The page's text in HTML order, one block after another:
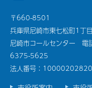
〒660-8501
兵庫県尼崎市東七松町1丁
尼崎市コールセンター
6375-5625
法人番号：